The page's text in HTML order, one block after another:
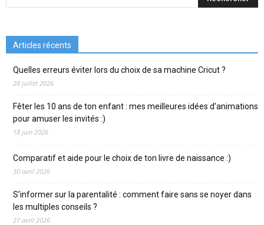
Articles récents
Quelles erreurs éviter lors du choix de sa machine Cricut ?
28 juillet 2026
Fêter les 10 ans de ton enfant : mes meilleures idées d’animations
pour amuser les invités :)
18 juin 2026
Comparatif et aide pour le choix de ton livre de naissance :)
30 avril 2026
S’informer sur la parentalité : comment faire sans se noyer dans
les multiples conseils ?
27 avril 2026